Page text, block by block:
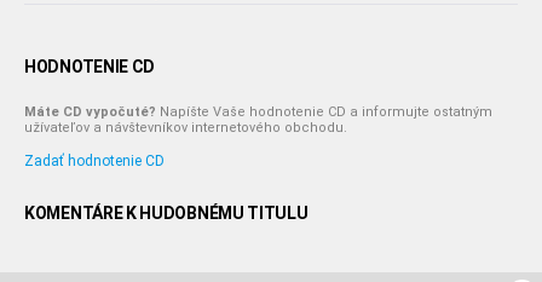
HODNOTENIE CD
Máte CD vypočuté? Napíšte Vaše hodnotenie CD a informujte ostatným
užívateľov a návštevníkov internetového obchodu.
Zadať hodnotenie CD
KOMENTÁRE K HUDOBNÉMU TITULU